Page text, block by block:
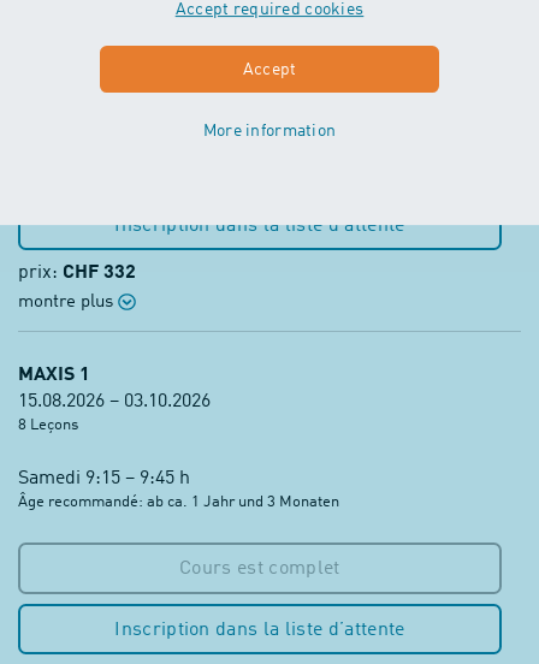
Accept required cookies
Accept
More information
Âge recommandé: ab ca. 1 Jahr und 3 Monaten
Inscription dans la liste d’attente
prix: CHF 332
montre plus
MAXIS 1
15.08.2026 – 03.10.2026
8 Leçons
Samedi 9:15 – 9:45 h
Âge recommandé: ab ca. 1 Jahr und 3 Monaten
Cours est complet
Inscription dans la liste d’attente